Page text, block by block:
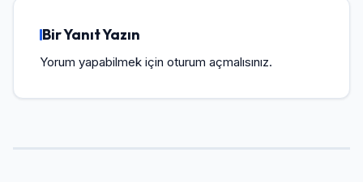
Bir Yanıt Yazın
Yorum yapabilmek için oturum açmalısınız.
Giriş Yap